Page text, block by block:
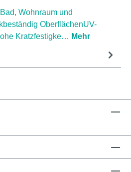
Wohnraum und
OberflächenUV-
Kratzfestigke… Mehr